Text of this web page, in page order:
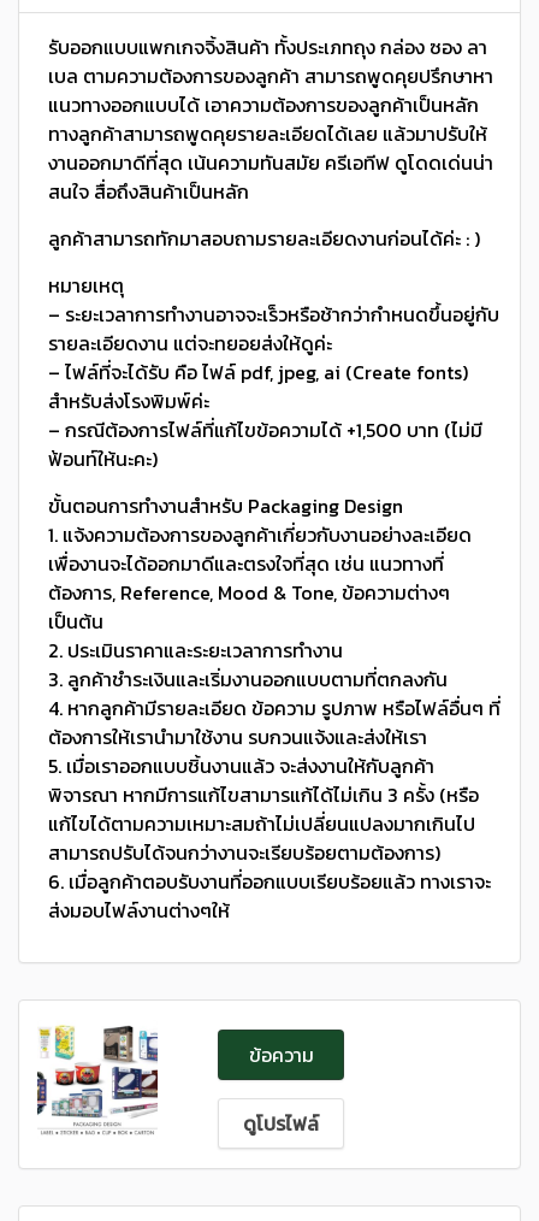
รับออกแบบแพกเกจจิ้งสินค้า ทั้งประเภทถุง กล่อง ซอง ลา
เบล ตามความต้องการของลูกค้า สามารถพูดคุยปรึกษาหา
แนวทางออกแบบได้ เอาความต้องการของลูกค้าเป็นหลัก
ทางลูกค้าสามารถพูดคุยรายละเอียดได้เลย แล้วมาปรับให้
งานออกมาดีที่สุด เน้นความทันสมัย ครีเอทีฟ ดูโดดเด่นน่า
สนใจ สื่อถึงสินค้าเป็นหลัก
ลูกค้าสามารถทักมาสอบถามรายละเอียดงานก่อนได้ค่ะ : )
หมายเหตุ
– ระยะเวลาการทำงานอาจจะเร็วหรือช้ากว่ากำหนดขึ้นอยู่กับ
รายละเอียดงาน แต่จะทยอยส่งให้ดูค่ะ
– ไฟล์ที่จะได้รับ คือ ไฟล์ pdf, jpeg, ai (Create fonts)
สำหรับส่งโรงพิมพ์ค่ะ
– กรณีต้องการไฟล์ที่แก้ไขข้อความได้ +1,500 บาท (ไม่มี
ฟ้อนท์ให้นะคะ)
ขั้นตอนการทำงานสำหรับ Packaging Design
1. แจ้งความต้องการของลูกค้าเกี่ยวกับงานอย่างละเอียด
เพื่องานจะได้ออกมาดีและตรงใจที่สุด เช่น แนวทางที่
ต้องการ, Reference, Mood & Tone, ข้อความต่างๆ
เป็นต้น
2. ประเมินราคาและระยะเวลาการทำงาน
3. ลูกค้าชำระเงินและเริ่มงานออกแบบตามที่ตกลงกัน
4. หากลูกค้ามีรายละเอียด ข้อความ รูปภาพ หรือไฟล์อื่นๆ ที่
ต้องการให้เรานำมาใช้งาน รบกวนแจ้งและส่งให้เรา
5. เมื่อเราออกแบบชิ้นงานแล้ว จะส่งงานให้กับลูกค้า
พิจารณา หากมีการแก้ไขสามารแก้ได้ไม่เกิน 3 ครั้ง (หรือ
แก้ไขได้ตามความเหมาะสมถ้าไม่เปลี่ยนแปลงมากเกินไป
สามารถปรับได้จนกว่างานจะเรียบร้อยตามต้องการ)
6. เมื่อลูกค้าตอบรับงานที่ออกแบบเรียบร้อยแล้ว ทางเราจะ
ส่งมอบไฟล์งานต่างๆให้
ข้อความ
ดูโปรไฟล์